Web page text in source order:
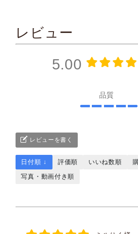
レビュー
5.00
品質
レビューを書く
日付順 ↓ 評価順 いいね数順
写真・動画付き順